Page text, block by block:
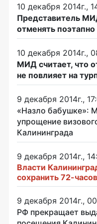
10 декабря 2014г.,
Представитель
отменять поэтапно
10 декабря 2014г.,
МИД считает, что
не повлияет на
9 декабря 2014г.,
«Назло бабушке»:
упрощение
Калининграда
9 декабря 2014г.,
Власти
сохранить 72-
9 декабря 2014г.,
РФ прекращает